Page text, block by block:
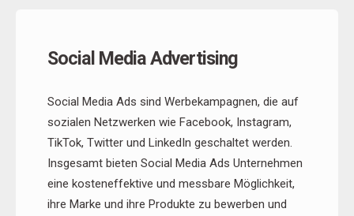
Social Media Advertising
Social Media Ads sind Werbekampagnen, die auf
sozialen Netzwerken wie Facebook, Instagram,
TikTok, Twitter und LinkedIn geschaltet werden.
Insgesamt bieten Social Media Ads Unternehmen
eine kosteneffektive und messbare Möglichkeit,
ihre Marke und ihre Produkte zu bewerben und